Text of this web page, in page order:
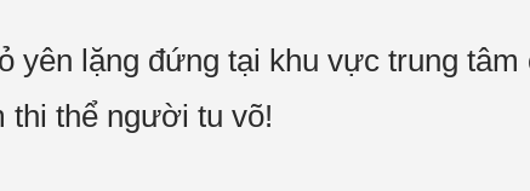
yên lặng đứng tại khu vực trung
thi thể người tu võ!